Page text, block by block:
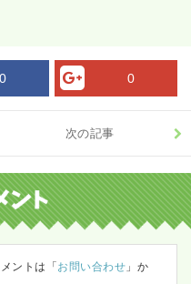
0 0
次の記事
ントは「 お問い合わせ 」か